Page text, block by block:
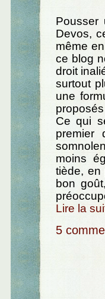
Devos,
même
ce blog
droit
surtout
une
Ce qui
premier
moins
tiède,
bon
Lire la
5